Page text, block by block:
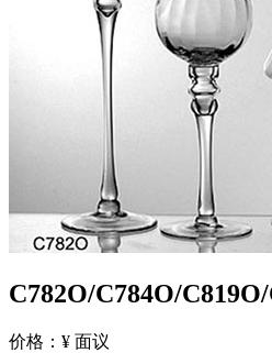
C782O/C784O/
价格：¥ 面议